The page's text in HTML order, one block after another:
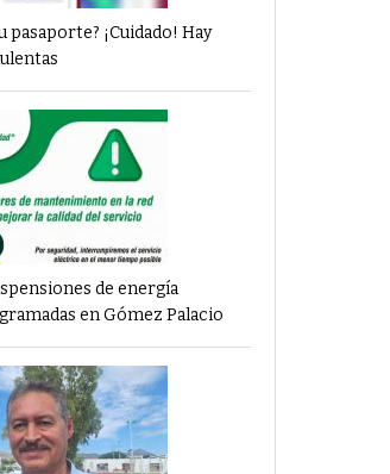
pasaporte? ¡Cuidado! Hay
de energía
en Gómez Palacio